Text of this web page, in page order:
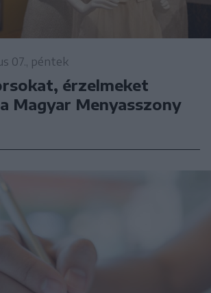
07., péntek
érzelmeket
Magyar Menyasszony